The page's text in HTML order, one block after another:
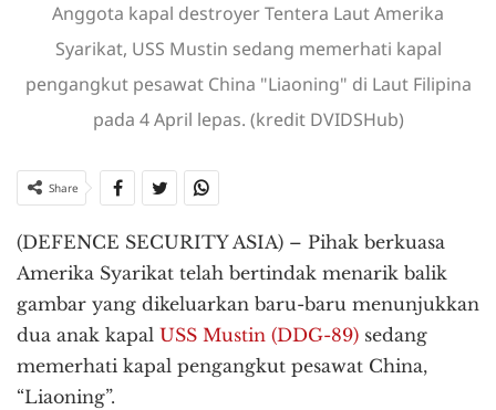
Anggota kapal destroyer Tentera Laut Amerika
Syarikat, USS Mustin sedang memerhati kapal
pengangkut pesawat China "Liaoning" di Laut Filipina
pada 4 April lepas. (kredit DVIDSHub)
Share
(DEFENCE SECURITY ASIA) – Pihak berkuasa
Amerika Syarikat telah bertindak menarik balik
gambar yang dikeluarkan baru-baru menunjukkan
dua anak kapal USS Mustin (DDG-89) sedang
memerhati kapal pengangkut pesawat China,
“Liaoning”.